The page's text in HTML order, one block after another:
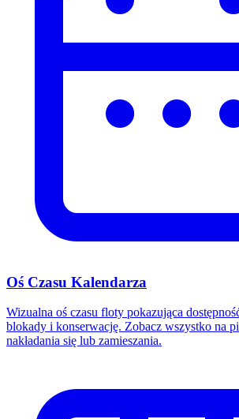
Oś Czasu Kalendarza
Wizualna oś czasu floty pokazująca
blokady i konserwację. Zobacz wszystko na
nakładania się lub zamieszania.